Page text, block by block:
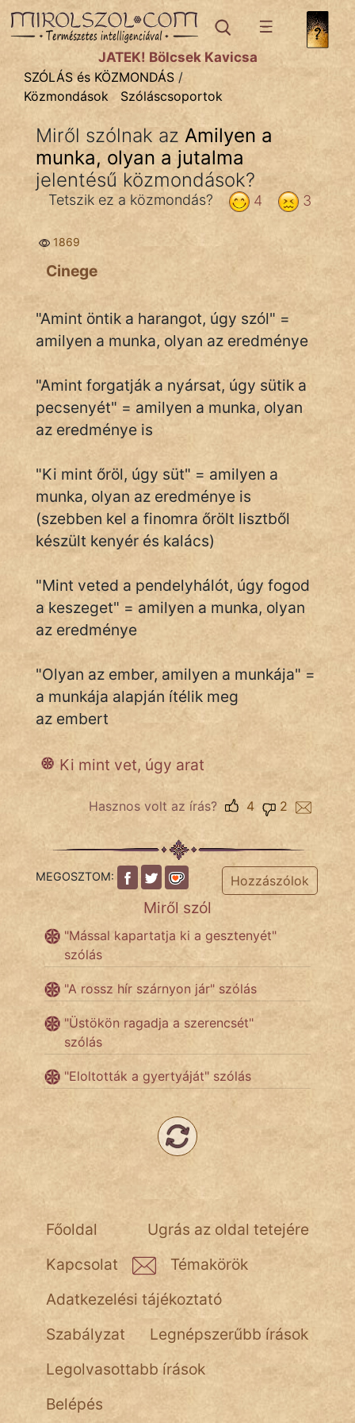
SZÓLÁS ÉS KÖZMONDÁStémák:
Bibliai
Kifejezések
Közmondások
Rímelő
Szállóigék
Szóláscsoportok
Szólások
Tréfás
IRODALOM
És
PSZICHO
FILM
ÉLETMÓD
És
TÖRTÉNELEM
Láron Ádám
mikkamakka
vörös ördög
nagyöreg
NapHold
pszichopati
szegény legény
szemfüles
JÁTÉK! Bölcsek Kavicsa
SZÓLÁS és KÖZMONDÁS /
Közmondások
Szóláscsoportok
Miről szólnak az Amilyen a
munka, olyan a jutalma
jelentésű közmondások?
3
4
Tetszik ez a közmondás?
1869
Cinege
"Amint öntik a harangot, úgy szól" =
amilyen a munka, olyan az eredménye
"Amint forgatják a nyársat, úgy sütik a
pecsenyét" = amilyen a munka, olyan
az eredménye is
"Ki mint őröl, úgy süt" = amilyen a
munka, olyan az eredménye is
(szebben kel a finomra őrölt lisztből
készült kenyér és kalács)
"Mint veted a pendelyhálót, úgy fogod
a keszeget" = amilyen a munka, olyan
az eredménye
"Olyan az ember, amilyen a munkája" =
a munkája alapján ítélik meg
az embert
Ki mint vet, úgy arat
Hasznos volt az írás? 2
4
MEGOSZTOM: Hozzászólok
Miről szól
"Mással kapartatja ki a gesztenyét"
szólás
"A rossz hír szárnyon jár" szólás
"Üstökön ragadja a szerencsét"
szólás
"Eloltották a gyertyáját" szólás
Ugrás az oldal tetejére
Főoldal
Kapcsolat
Témakörök
Adatkezelési tájékoztató
Szabályzat
Legnépszerűbb írások
Legolvasottabb írások
Belépés